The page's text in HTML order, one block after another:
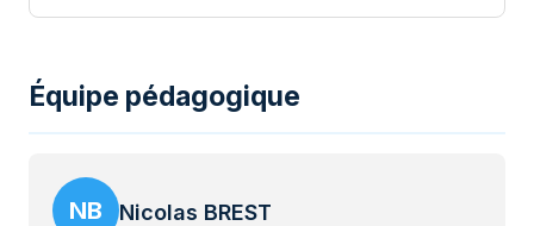
Équipe pédagogique
NB Nicolas BREST